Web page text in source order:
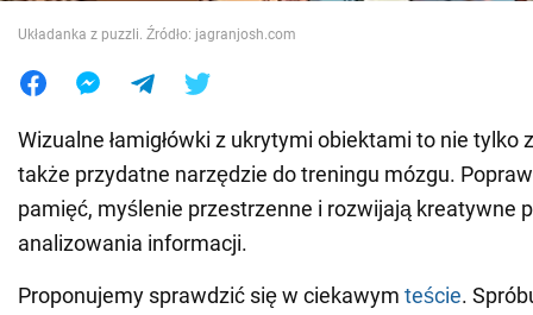
Jedzenie
Układanka z puzzli. Źródło: jagranjosh.com
Wizualne łamigłówki z ukrytymi obiektami to nie tylko
także przydatne narzędzie do treningu mózgu.
pamięć, myślenie przestrzenne i rozwijają kreatywne
analizowania informacji.
Proponujemy sprawdzić się w ciekawym teście.